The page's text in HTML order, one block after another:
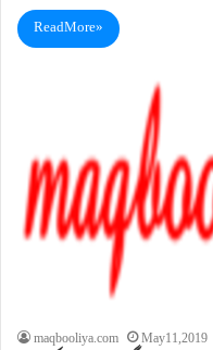
Read More »
maqbooliya.com
May 11, 2019